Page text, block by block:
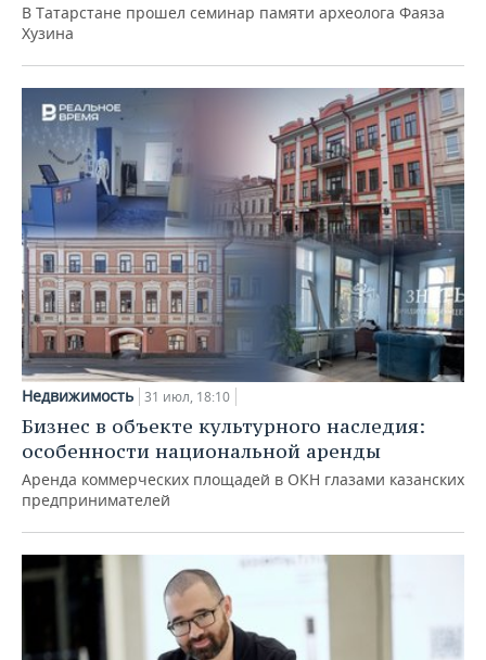
В Татарстане прошел семинар памяти археолога Фаяза
Хузина
Недвижимость 31 июл, 18:10
Бизнес в объекте культурного наследия:
особенности национальной аренды
Аренда коммерческих площадей в ОКН глазами казанских
предпринимателей